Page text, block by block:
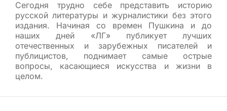
Сегодня трудно себе представить историю
русской литературы и журналистики без этого
издания. Начиная со времен Пушкина и до
наших дней «ЛГ» публикует лучших
отечественных и зарубежных писателей и
публицистов, поднимает самые острые
вопросы, касающиеся искусства и жизни в
целом.